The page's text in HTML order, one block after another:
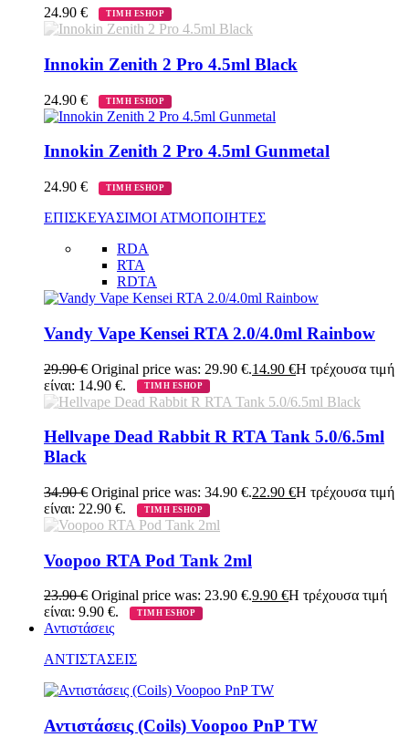
24.90 € ΤΙΜΗ ESHOP
Innokin Zenith 2 Pro 4.5ml Black
24.90 € ΤΙΜΗ ESHOP
Innokin Zenith 2 Pro 4.5ml Gunmetal
24.90 € ΤΙΜΗ ESHOP
ΕΠΙΣΚΕΥΑΣΙΜΟΙ ΑΤΜΟΠΟΙΗΤΕΣ
RDA
RTA
RDTA
Vandy Vape Kensei RTA 2.0/4.0ml Rainbow
29.90€ Original price was: 29.90 €.14.90 €Η τρέχουσα τιμή
είναι: 14.90 €.
ΤΙΜΗ ESHOP
Hellvape Dead Rabbit R RTA Tank 5.0/6.5ml
Black
34.90€ Original price was: 34.90 €.22.90 €Η τρέχουσα τιμή
είναι: 22.90 €.
ΤΙΜΗ ESHOP
Voopoo RTA Pod Tank 2ml
23.90€ Original price was: 23.90 €.9.90 €Η τρέχουσα τιμή
είναι: 9.90 €.
ΤΙΜΗ ESHOP
Αντιστάσεις
ΑΝΤΙΣΤΑΣΕΙΣ
Αντιστάσεις (Coils) Voopoo PnP TW